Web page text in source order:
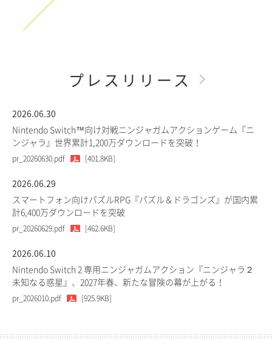
プレスリリース
2026.06.30
Nintendo Switch™向け対戦ニンジャガムアクションゲーム『ニ
ンジャラ』世界累計1,200万ダウンロードを突破！
pr_20260630.pdf [401.8KB]
2026.06.29
スマートフォン向けパズルRPG『パズル＆ドラゴンズ』が国内累
計6,400万ダウンロードを突破
pr_20260629.pdf [462.6KB]
2026.06.10
Nintendo Switch 2 専用ニンジャガムアクション『ニンジャラ２
未知なる惑星』、2027年春、新たな冒険の幕が上がる！
pr_2026010.pdf [925.9KB]